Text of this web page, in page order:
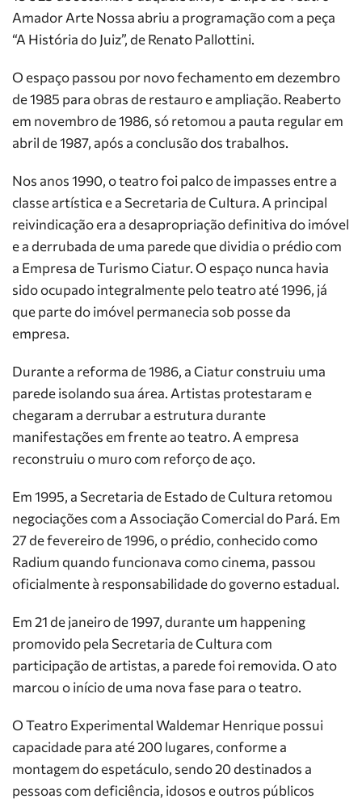
Amador Arte Nossa abriu a programação com a peça
“A História do Juiz”, de Renato Pallottini.
O espaço passou por novo fechamento em dezembro
de 1985 para obras de restauro e ampliação. Reaberto
em novembro de 1986, só retomou a pauta regular em
abril de 1987, após a conclusão dos trabalhos.
Nos anos 1990, o teatro foi palco de impasses entre a
classe artística e a Secretaria de Cultura. A principal
reivindicação era a desapropriação definitiva do imóvel
e a derrubada de uma parede que dividia o prédio com
a Empresa de Turismo Ciatur. O espaço nunca havia
sido ocupado integralmente pelo teatro até 1996, já
que parte do imóvel permanecia sob posse da
empresa.
Durante a reforma de 1986, a Ciatur construiu uma
parede isolando sua área. Artistas protestaram e
chegaram a derrubar a estrutura durante
manifestações em frente ao teatro. A empresa
reconstruiu o muro com reforço de aço.
Em 1995, a Secretaria de Estado de Cultura retomou
negociações com a Associação Comercial do Pará. Em
27 de fevereiro de 1996, o prédio, conhecido como
Radium quando funcionava como cinema, passou
oficialmente à responsabilidade do governo estadual.
Em 21 de janeiro de 1997, durante um happening
promovido pela Secretaria de Cultura com
participação de artistas, a parede foi removida. O ato
marcou o início de uma nova fase para o teatro.
O Teatro Experimental Waldemar Henrique possui
capacidade para até 200 lugares, conforme a
montagem do espetáculo, sendo 20 destinados a
pessoas com deficiência, idosos e outros públicos